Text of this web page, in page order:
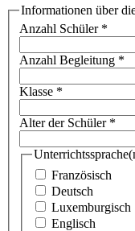
Informationen über
Anzahl Schüler *
Anzahl Begleitung *
Klasse *
Alter der Schüler *
Französisch
Deutsch
Luxemburgisch
Englisch